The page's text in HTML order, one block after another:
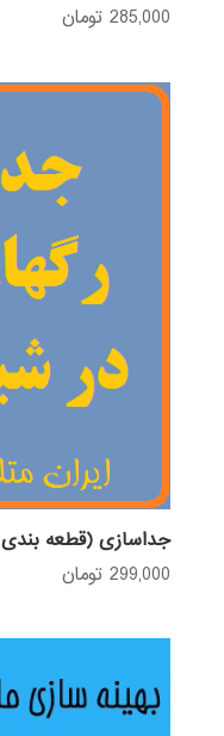
285,000 تومان
جداسازی (قطعه
299,000 تومان